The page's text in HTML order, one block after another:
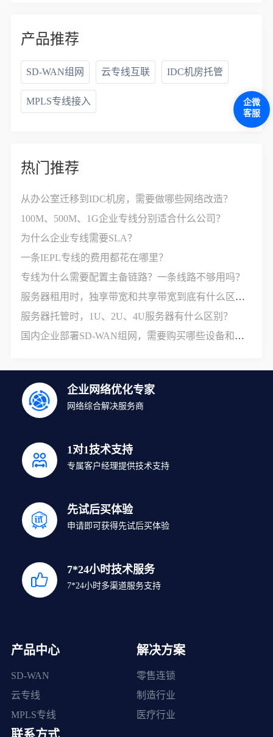
产品推荐
SD-WAN组网 云专线互联 IDC机房托管
MPLS专线接入
热门推荐
从办公室迁移到IDC机房，需要做哪些网络改造？
100M、500M、1G企业专线分别适合什么公司？
为什么企业专线需要SLA？
一条IEPL专线的费用都花在哪里？
专线为什么需要配置主备链路？一条线路不够用吗？
服务器租用时，独享带宽和共享带宽到底有什么区别？
服务器托管时，1U、2U、4U服务器有什么区别？
国内企业部署SD-WAN组网，需要购买哪些设备和服务？
企业网络优化专家
网络综合解决服务商
1对1技术支持
专属客户经理提供技术支持
先试后买体验
申请即可获得先试后买体验
7*24小时技术服务
7*24小时多渠道服务支持
产品中心
SD-WAN
云专线
MPLS专线
解决方案
零售连锁
制造行业
医疗行业
企微
客服